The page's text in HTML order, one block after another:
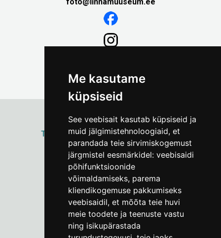
Me kasutame
küpsiseid
See veebisait kasutab küpsiseid ja
muid jälgimistehnoloogiaid, et
parandada teie sirvimiskogemust
järgmistel eesmärkidel: veebisaidi
põhifunktsioonide
võimaldamiseks, parema
kliendikogemuse pakkumiseks
veebisaidil, et mõõta teie huvi
meie toodete ja teenuste vastu
ning isikupärastada
ТАЛЛИННСКИЙГОРОДСКОЙ МУЗЕЙ
Vene 17
Пн–Пт 9–17:(+372) 610 4178
info@linnamuuseum.ee